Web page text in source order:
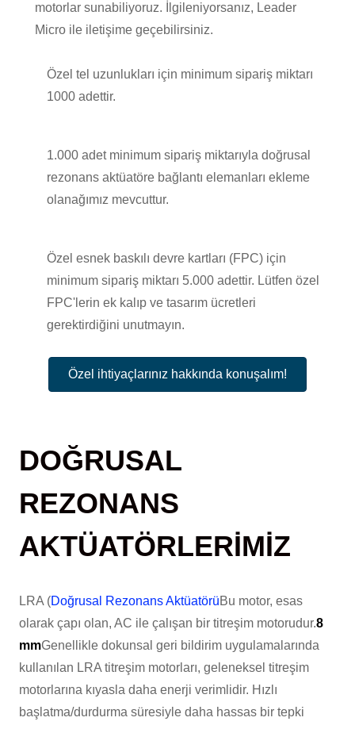
motorlar sunabiliyoruz. İlgileniyorsanız, Leader
Micro ile iletişime geçebilirsiniz.
Özel tel uzunlukları için minimum sipariş miktarı
1000 adettir.
1.000 adet minimum sipariş miktarıyla doğrusal
rezonans aktüatöre bağlantı elemanları ekleme
olanağımız mevcuttur.
Özel esnek baskılı devre kartları (FPC) için
minimum sipariş miktarı 5.000 adettir. Lütfen özel
FPC'lerin ek kalıp ve tasarım ücretleri
gerektirdiğini unutmayın.
Özel ihtiyaçlarınız hakkında konuşalım!
DOĞRUSAL
REZONANS
AKTÜATÖRLERİMİZ
LRA (Doğrusal Rezonans AktüatörüBu motor, esas
olarak çapı olan, AC ile çalışan bir titreşim motorudur.8
mmGenellikle dokunsal geri bildirim uygulamalarında
kullanılan LRA titreşim motorları, geleneksel titreşim
motorlarına kıyasla daha enerji verimlidir. Hızlı
başlatma/durdurma süresiyle daha hassas bir tepki